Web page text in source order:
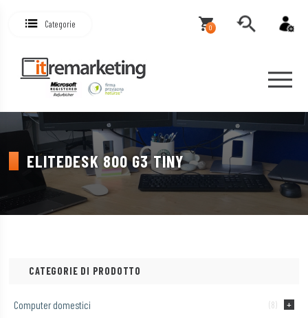
Categorie 0
ELITEDESK 800 G3 TINY
CATEGORIE DI PRODOTTO
Computer domestici (8)